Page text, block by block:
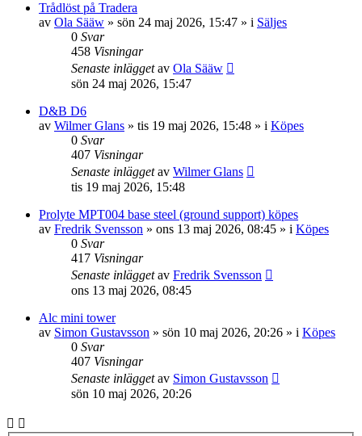
Trådlöst på Tradera
av Ola Sääw » sön 24 maj 2026, 15:47 » i Säljes
0 Svar
458 Visningar
Senaste inläggetav Ola Sääw
sön 24 maj 2026, 15:47
D&B D6
av Wilmer Glans » tis 19 maj 2026, 15:48 » i Köpes
0 Svar
407 Visningar
Senaste inläggetav Wilmer Glans
tis 19 maj 2026, 15:48
Prolyte MPT004 base steel (ground support) köpes
av Fredrik Svensson » ons 13 maj 2026, 08:45 » i Köpes
0 Svar
417 Visningar
Senaste inläggetav Fredrik Svensson
ons 13 maj 2026, 08:45
Alc mini tower
av Simon Gustavsson » sön 10 maj 2026, 20:26 » i Köpes
0 Svar
407 Visningar
Senaste inläggetav Simon Gustavsson
sön 10 maj 2026, 20:26